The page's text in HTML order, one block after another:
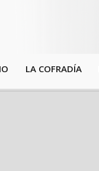
LA COFRADÍA